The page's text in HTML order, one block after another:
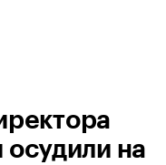
осудили на